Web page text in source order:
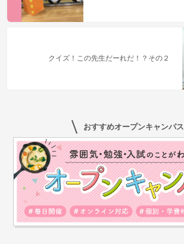
クイズ！この先生だーれだ！？その２
おすすめオープンキャンパス